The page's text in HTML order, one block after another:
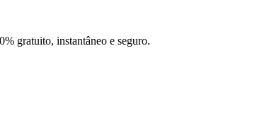
gratuito, instantâneo e seguro.